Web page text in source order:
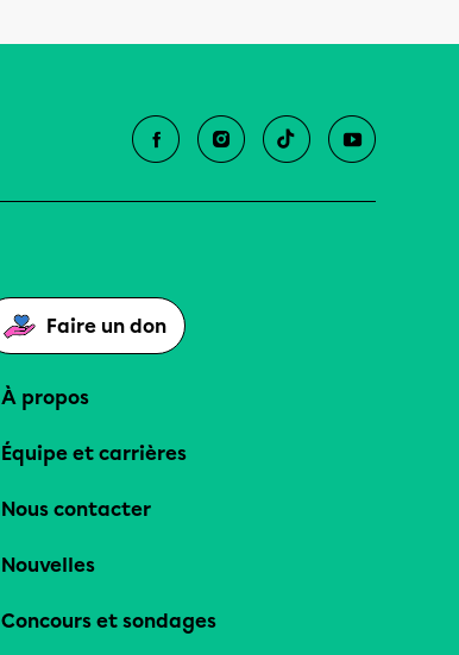
Faire un don
À propos
Équipe et carrières
Nous contacter
Nouvelles
Concours et sondages